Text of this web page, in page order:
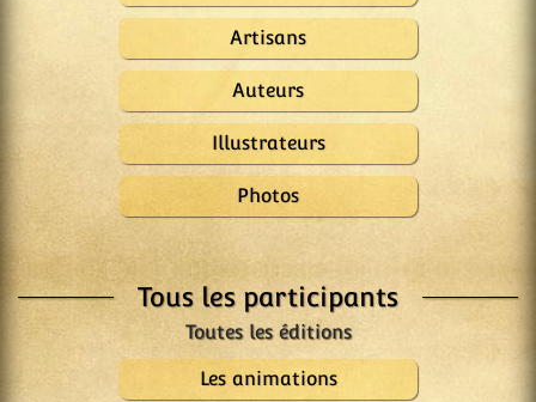
Artisans
Auteurs
Illustrateurs
Photos
Tous les participants
Les animations